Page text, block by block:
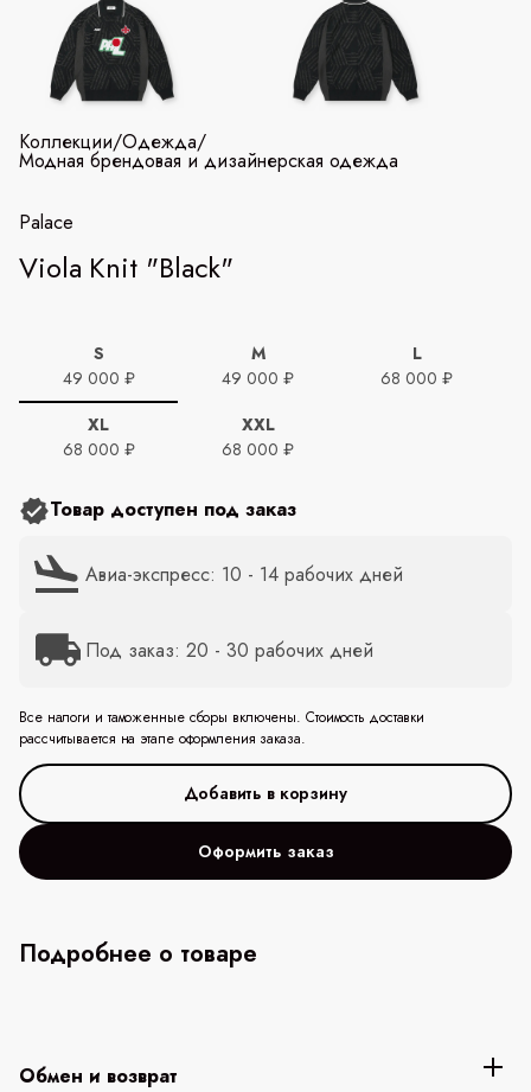
Коллекции/Одежда/
Модная брендовая и дизайнерская одежда
Palace
Viola Knit "Black"
S
49 000 ₽
M
49 000 ₽
L
68 000 ₽
XL
68 000 ₽
XXL
68 000 ₽
Товар доступен под заказ
Авиа-экспресс: 10 - 14 рабочих дней
Под заказ: 20 - 30 рабочих дней
Все налоги и таможенные сборы включены. Стоимость доставки
рассчитывается на этапе оформления заказа.
Оформить заказ
Подробнее о товаре
Обмен и возврат